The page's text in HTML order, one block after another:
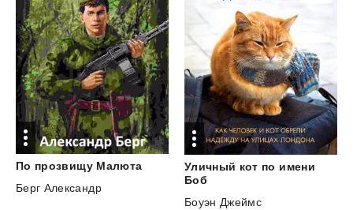
По прозвищу Малюта
Берг Александр
Уличный кот по имени
Боб
Боуэн Джеймс